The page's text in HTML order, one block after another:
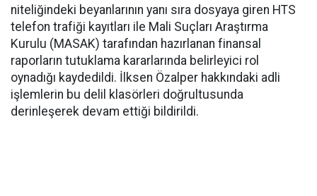
niteliğindeki beyanlarının yanı sıra dosyaya giren HTS
telefon trafiği kayıtları ile Mali Suçları Araştırma
Kurulu (MASAK) tarafından hazırlanan finansal
raporların tutuklama kararlarında belirleyici rol
oynadığı kaydedildi. İlksen Özalper hakkındaki adli
işlemlerin bu delil klasörleri doğrultusunda
derinleşerek devam ettiği bildirildi.